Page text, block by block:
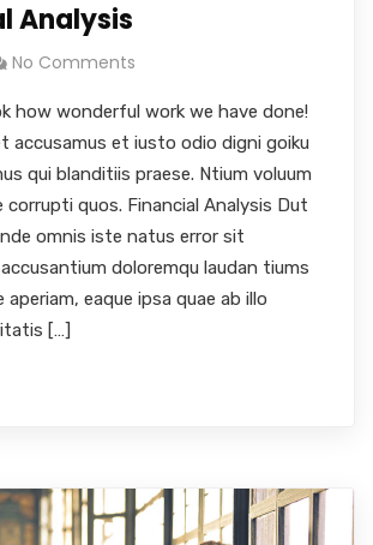
Analysis
No Comments
how wonderful work we have done!
accusamus et iusto odio digni goiku
qui blanditiis praese. Ntium voluum
corrupti quos. Financial Analysis Dut
omnis iste natus error sit
doloremqu laudan tiums
eaque ipsa quae ab illo
[…]